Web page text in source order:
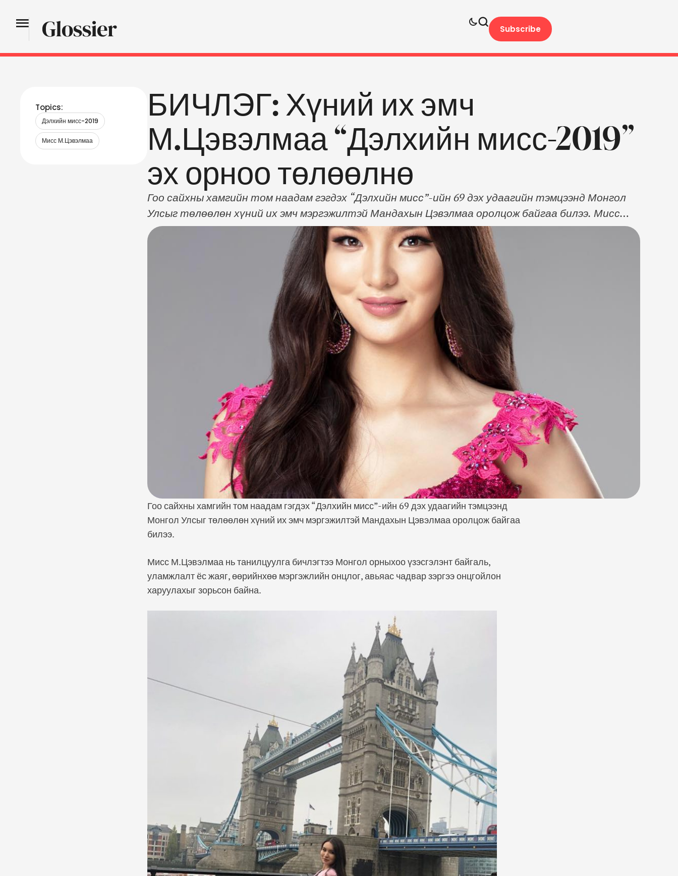
Subscribe
Topics:
Дэлхийн мисс-2019
Мисс М.Цэвэлмаа
БИЧЛЭГ: Хүний их эмч
М.Цэвэлмаа “Дэлхийн мисс-2019”
эх орноо төлөөлнө
Гоо сайхны хамгийн том наадам гэгдэх “Дэлхийн мисс”-ийн 69 дэх удаагийн тэмцээнд Монгол
Улсыг төлөөлөн хүний их эмч мэргэжилтэй Мандахын Цэвэлмаа оролцож байгаа билээ. Мисс
М.Цэвэлмаа нь танилцуулга бичлэгтээ Монгол орныхоо үзэсгэлэнт байгаль, уламжлалт ёс
жаяг, өөрийнхөө мэргэжлийн онцлог, авьяас чадвар зэргээ онцгойлон харуулахыг зорьсон байна.
М.Цэвэлмаа эх дэлхийн 130 орны гоо бүсгүйчүүдтэй энэ сарын …
Гоо сайхны хамгийн том наадам гэгдэх “Дэлхийн мисс”-ийн 69 дэх удаагийн тэмцээнд
Монгол Улсыг төлөөлөн хүний их эмч мэргэжилтэй Мандахын Цэвэлмаа оролцож байгаа
билээ.
Мисс М.Цэвэлмаа нь танилцуулга бичлэгтээ Монгол орныхоо үзэсгэлэнт байгаль,
уламжлалт ёс жаяг, өөрийнхөө мэргэжлийн онцлог, авьяас чадвар зэргээ онцгойлон
харуулахыг зорьсон байна.